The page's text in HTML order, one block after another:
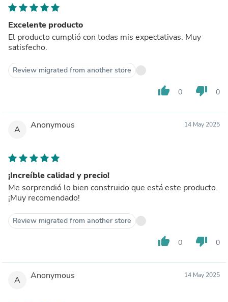
Excelente producto
El producto cumplió con todas mis expectativas. Muy
satisfecho.
Review migrated from another store
thumb_up 0 thumb_down 0
A Anonymous 14 May 2025
¡Increíble calidad y precio!
Me sorprendió lo bien construido que está este producto.
¡Muy recomendado!
Review migrated from another store
thumb_up 0 thumb_down 0
A Anonymous 14 May 2025